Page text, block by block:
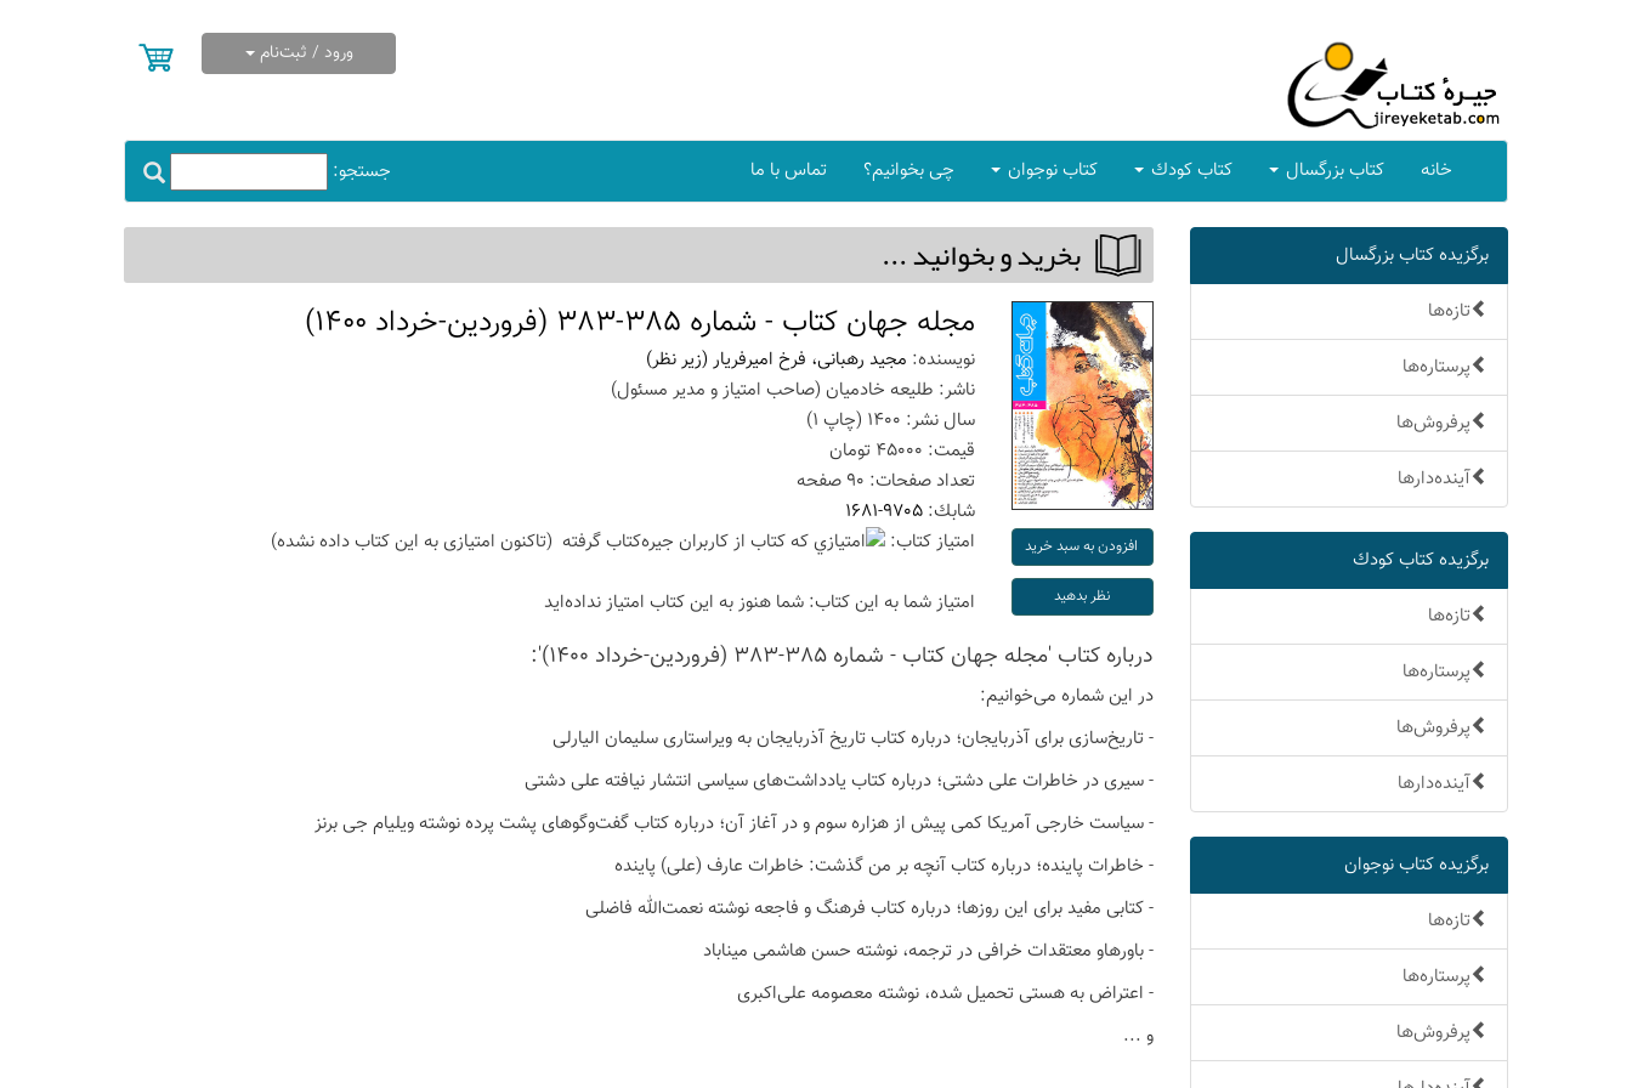
ورود / ثبت‌نام
جستجو: خانه كتاب بزرگسال كتاب كودك كتاب نوجوان چی بخوانیم؟ تماس با ما
برگزیده كتاب بزرگسال
تازه‌ها
پرستاره‌ها
پرفروش‌ها
آینده‌دارها
برگزیده كتاب كودك
تازه‌ها
پرستاره‌ها
پرفروش‌ها
آینده‌دارها
برگزیده كتاب نوجوان
تازه‌ها
پرستاره‌ها
پرفروش‌ها
بخريد و بخوانيد ...
مجله جهان کتاب - شماره 385-383 (فروردین-خرداد 1400)
نویسنده: مجید رهبانی، فرخ امیرفریار (زیر نظر)
ناشر: طلیعه خادمیان (صاحب امتیاز و مدیر مسئول)
سال نشر: 1400 (چاپ 1
)
قیمت: 45000 تومان
تعداد صفحات: 90 صفحه
شابك: 1681-9705
امتیاز كتاب:
(تاكنون امتیازی به این كتاب داده نشده)
امتیاز شما به این كتاب: شما هنوز به این كتاب امتیاز نداده‌اید
درباره كتاب 'مجله جهان کتاب - شماره 385-383 (فروردین-خرداد 1400)':
در این شماره می‌خوانیم:
- تاریخ‌سازی برای آذربایجان؛ درباره کتاب تاریخ آذربایجان به ویراستاری سلیمان الیارلی
- سیری در خاطرات علی دشتی؛ درباره کتاب یادداشت‌های سیاسی انتشار نیافته علی دشتی
- سیاست خارجی آمریکا کمی پیش از هزاره سوم و در آغاز آن؛ درباره کتاب گفت‌وگوهای پشت پرده نوشته ویلیام جی برنز
- خاطرات پاینده؛ درباره کتاب آنچه بر من گذشت: خاطرات عارف (علی) پاینده
- کتابی مفید برای این روزها؛ درباره کتاب فرهنگ و فاجعه نوشته نعمت‌الله فاضلی
- باورهاو معتقدات خرافی در ترجمه، نوشته حسن هاشمی میناباد
- اعتراض به هستی تحمیل شده، نوشته معصومه علی‌اکبری
و ...